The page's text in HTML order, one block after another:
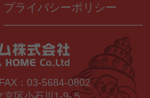
プライバシーポリシー
FAX：03-5684-0802